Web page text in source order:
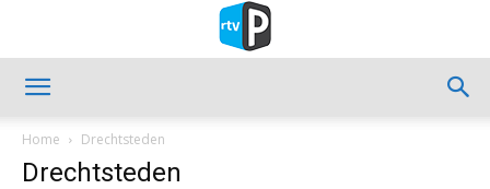
Home Drechtsteden
Drechtsteden